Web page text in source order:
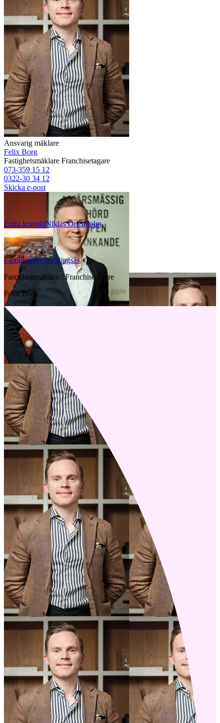
Ansvarig mäklare
Felix Borg
Fastighetsmäklare Franchisetagare
073-359 15 12
0322-30 34 12
Skicka e-post
Extra kontaktNiklas Örtenholm
FastighetsbyrånAlingsås
Fastighetsmäklare / Franchisetagare
Felix Borg